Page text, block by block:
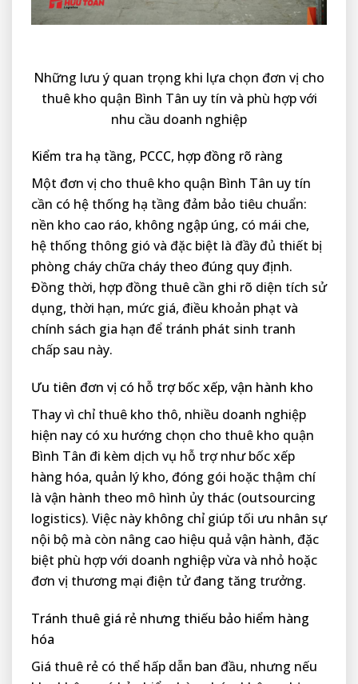
Những lưu ý quan trọng khi lựa chọn đơn vị cho
thuê kho quận Bình Tân uy tín và phù hợp với
nhu cầu doanh nghiệp
Kiểm tra hạ tầng, PCCC, hợp đồng rõ ràng
Một đơn vị cho thuê kho quận Bình Tân uy tín
cần có hệ thống hạ tầng đảm bảo tiêu chuẩn:
nền kho cao ráo, không ngập úng, có mái che,
hệ thống thông gió và đặc biệt là đầy đủ thiết bị
phòng cháy chữa cháy theo đúng quy định.
Đồng thời, hợp đồng thuê cần ghi rõ diện tích sử
dụng, thời hạn, mức giá, điều khoản phạt và
chính sách gia hạn để tránh phát sinh tranh
chấp sau này.
Ưu tiên đơn vị có hỗ trợ bốc xếp, vận hành kho
Thay vì chỉ thuê kho thô, nhiều doanh nghiệp
hiện nay có xu hướng chọn cho thuê kho quận
Bình Tân đi kèm dịch vụ hỗ trợ như bốc xếp
hàng hóa, quản lý kho, đóng gói hoặc thậm chí
là vận hành theo mô hình ủy thác (outsourcing
logistics). Việc này không chỉ giúp tối ưu nhân sự
nội bộ mà còn nâng cao hiệu quả vận hành, đặc
biệt phù hợp với doanh nghiệp vừa và nhỏ hoặc
đơn vị thương mại điện tử đang tăng trưởng.
Tránh thuê giá rẻ nhưng thiếu bảo hiểm hàng
hóa
Giá thuê rẻ có thể hấp dẫn ban đầu, nhưng nếu